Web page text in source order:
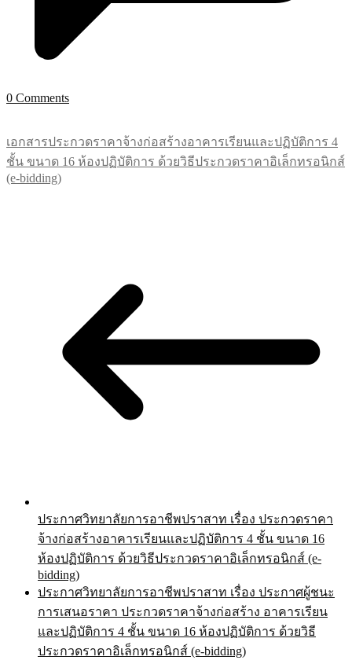
0 Comments
เอกสารประกวดราคาจ้างก่อสร้างอาคารเรียนและปฏิบัติการ 4
ชั้น ขนาด 16 ห้องปฏิบัติการ ด้วยวิธีประกวดราคาอิเล็กทรอนิกส์
(e-bidding)
ประกาศวิทยาลัยการอาชีพปราสาท เรื่อง ประกวดราคา
จ้างก่อสร้างอาคารเรียนและปฏิบัติการ 4 ชั้น ขนาด 16
ห้องปฏิบัติการ ด้วยวิธีประกวดราคาอิเล็กทรอนิกส์ (e-
bidding)
ประกาศวิทยาลัยการอาชีพปราสาท เรื่อง ประกาศผู้ชนะ
การเสนอราคา ประกวดราคาจ้างก่อสร้าง อาคารเรียน
และปฏิบัติการ 4 ชั้น ขนาด 16 ห้องปฏิบัติการ ด้วยวิธี
ประกวดราคาอิเล็กทรอนิกส์ (e-bidding)